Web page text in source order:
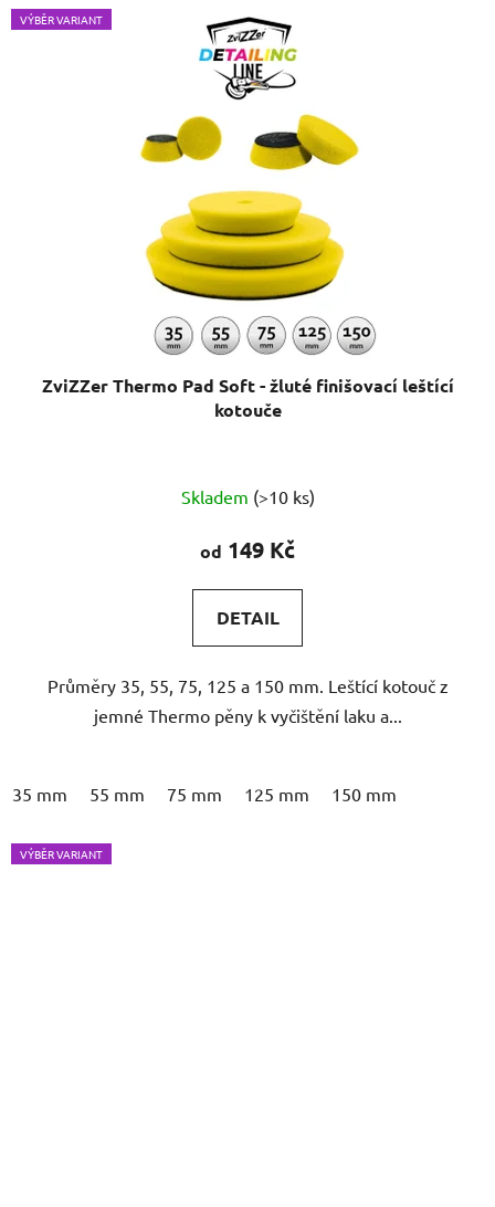
VÝBĚR VARIANT
ZviZZer Thermo Pad Soft - žluté finišovací leštící
kotouče
hodnocení
produktu
5,0
z
hvězdiček.
Skladem (>10 ks)
od 149 Kč
DETAIL
Průměry 35, 55, 75, 125 a 150 mm. Leštící kotouč z
jemné Thermo pěny k vyčištění laku a...
35 mm 55 mm 75 mm 125 mm 150 mm
VÝBĚR VARIANT